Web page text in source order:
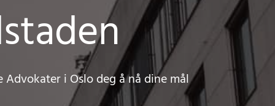
i Oslo deg å nå dine mål